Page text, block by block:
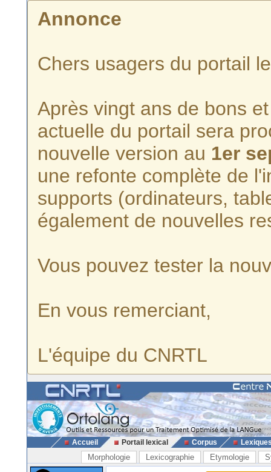
Annonce
Chers usagers du portail
Après vingt ans de bons
actuelle du portail sera
nouvelle version au 1er
une refonte complète de
supports (ordinateurs,
également de nouvelles
Vous pouvez tester la
En vous remerciant,
L'équipe du CNRTL
Accueil Portail lexical Corpus
Morphologie Lexicographie Etymologie